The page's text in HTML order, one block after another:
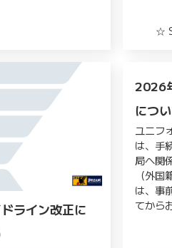
☆
ライン改正に
2026
につ
ユニフ
は、手
局へ関
（外
は、事
てから